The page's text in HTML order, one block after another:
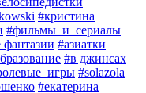
#кристина
#фильмы_и_сериалы
фантазии #азиатки
#в джинсах
#solazola
#екатерина